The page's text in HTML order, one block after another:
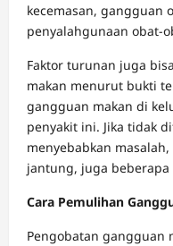
kecemasan, gangguan
penyalahgunaan obat-
Faktor turunan juga
makan menurut bukti
gangguan makan di
penyakit ini. Jika tidak
menyebabkan
jantung, juga
Cara Pemulihan
Pengobatan gangguan